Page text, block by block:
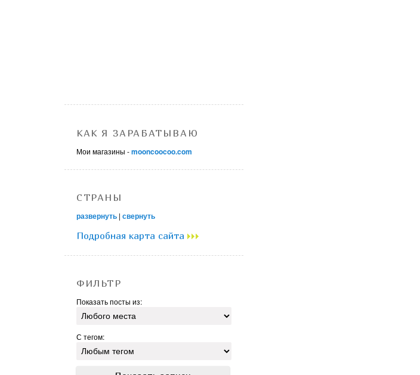
КАК Я ЗАРАБАТЫВАЮ
Мои магазины -mooncoocoo.com
СТРАНЫ
развернуть | свернуть
Подробная карта сайта
ФИЛЬТР
Показать посты из:
С тегом: